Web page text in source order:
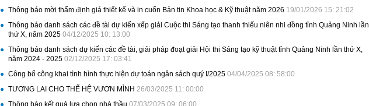
Thông báo mời thẩm định giá thiết kế và in cuốn Bản tin Khoa học & Kỹ thuật năm 2026 19/01/2026 15: 21:02
Thông báo danh sách các đề tài dự kiến xếp giải Cuộc thi Sáng tạo thanh thiếu niên nhi đồng tỉnh Quảng Ninh lần
thứ X, năm 2025 04/12/2025 10: 13:00
Thông báo danh sách dự kiến các đề tài, giải pháp đoạt giải Hội thi Sáng tạo kỹ thuật tỉnh Quảng Ninh lần thứ X,
năm 2024 - 2025 02/12/2025 17: 03:41
Công bố công khai tình hình thực hiện dự toán ngân sách quý I/2025 04/04/2025 08: 58:00
TƯƠNG LAI CHO THẾ HỆ VƯƠN MÌNH 26/03/2025 11: 00:00
Thông báo kết quả lựa chọn nhà thầu 07/03/2025 09: 06:00